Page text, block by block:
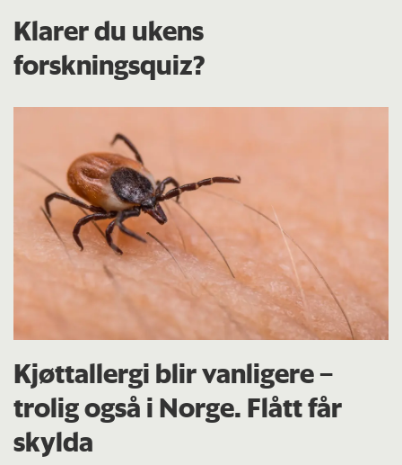
Klarer du ukens
forskningsquiz?
Kjøttallergi blir vanligere –
trolig også i Norge. Flått får
skylda